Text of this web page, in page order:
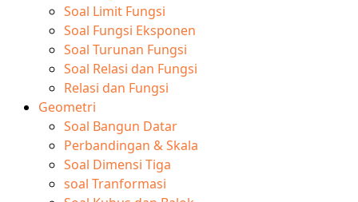
Soal Limit Fungsi
Soal Fungsi Eksponen
Soal Turunan Fungsi
Soal Relasi dan Fungsi
Relasi dan Fungsi
Geometri
Soal Bangun Datar
Perbandingan & Skala
Soal Dimensi Tiga
soal Tranformasi